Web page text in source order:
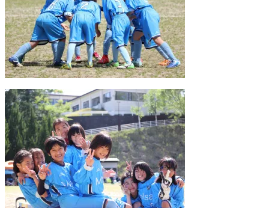
新
し
い
ウ
ィ
ン
ド
ウ
で
開
き
す
)
ッ
ク
し
て
く
だ
さ
い
(
新
し
ウ
ィ
ン
ド
ウ
で
開
き
ま
す
)